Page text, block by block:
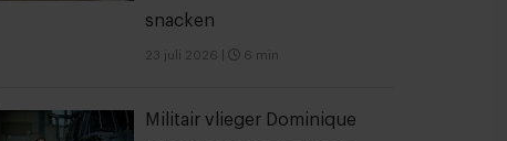
snacken
23 juli 2026 6 min
Militair vlieger Dominique